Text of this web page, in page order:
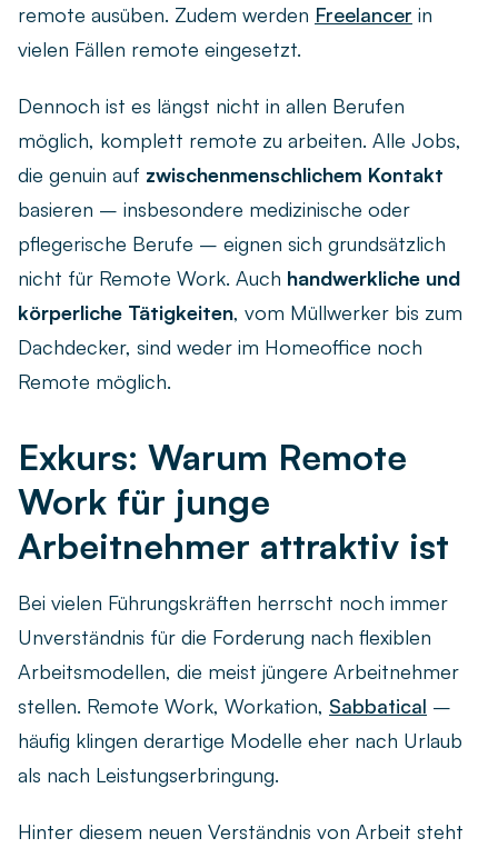
remote ausüben. Zudem werden Freelancer in
vielen Fällen remote eingesetzt.
Dennoch ist es längst nicht in allen Berufen
möglich, komplett remote zu arbeiten. Alle Jobs,
die genuin auf zwischenmenschlichem Kontakt
basieren – insbesondere medizinische oder
pflegerische Berufe – eignen sich grundsätzlich
nicht für Remote Work. Auch handwerkliche und
körperliche Tätigkeiten, vom Müllwerker bis zum
Dachdecker, sind weder im Homeoffice noch
Remote möglich.
Exkurs: Warum Remote
Work für junge
Arbeitnehmer attraktiv ist
Bei vielen Führungskräften herrscht noch immer
Unverständnis für die Forderung nach flexiblen
Arbeitsmodellen, die meist jüngere Arbeitnehmer
stellen. Remote Work, Workation, Sabbatical –
häufig klingen derartige Modelle eher nach Urlaub
als nach Leistungserbringung.
Hinter diesem neuen Verständnis von Arbeit steht